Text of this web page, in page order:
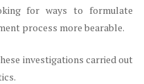
for ways to formulate
process more bearable.
investigations carried out